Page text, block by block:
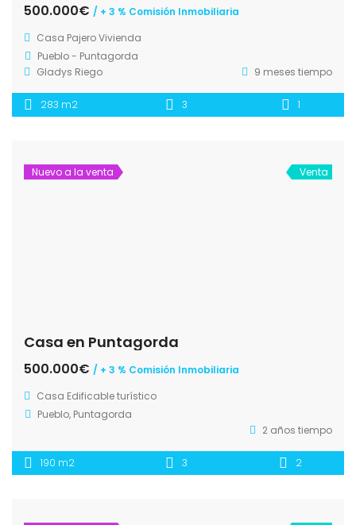
500.000€ / + 3 % Comisión Inmobiliaria
Casa PajeroVivienda
Pueblo - Puntagorda
Gladys Riego
9 meses tiempo
283 m2 3 1
Nuevo a la venta Venta
Casa en Puntagorda
500.000€ / + 3 % Comisión Inmobiliaria
Casa Edificable turístico
Pueblo, Puntagorda
2 años tiempo
190 m2 3 2